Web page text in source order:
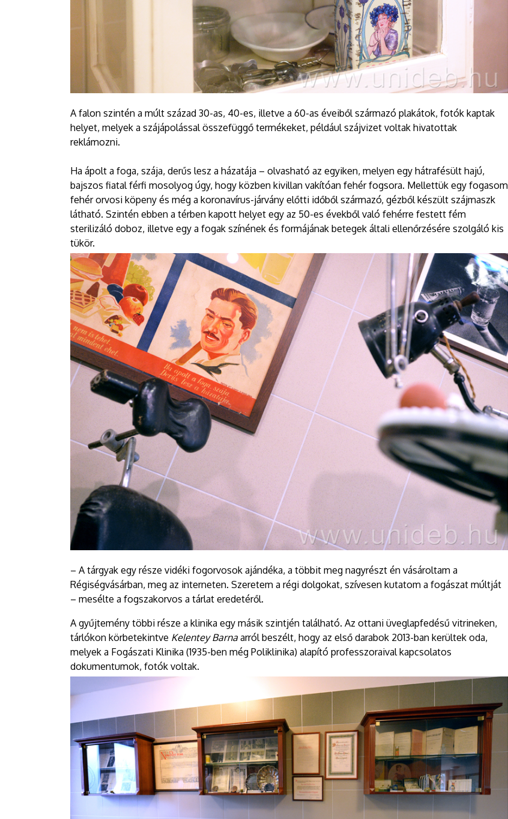
A falon szintén a múlt század 30-as, 40-es, illetve a 60-as éveiből származó plakátok, fotók kaptak
helyet, melyek a szájápolással összefüggő termékeket, például szájvizet voltak hivatottak
reklámozni.
Ha ápolt a foga, szája, derűs lesz a házatája – olvasható az egyiken, melyen egy hátrafésült hajú,
bajszos fiatal férfi mosolyog úgy, hogy közben kivillan vakítóan fehér fogsora. Mellettük egy fogasom
fehér orvosi köpeny és még a koronavírus-járvány előtti időből származó, gézből készült szájmaszk
látható. Szintén ebben a térben kapott helyet egy az 50-es évekből való fehérre festett fém
sterilizáló doboz, illetve egy a fogak színének és formájának betegek általi ellenőrzésére szolgáló kis
tükör.
– A tárgyak egy része vidéki fogorvosok ajándéka, a többit meg nagyrészt én vásároltam a
Régiségvásárban, meg az interneten. Szeretem a régi dolgokat, szívesen kutatom a fogászat múltját
– mesélte a fogszakorvos a tárlat eredetéről.
A gyűjtemény többi része a klinika egy másik szintjén található. Az ottani üveglapfedésű vitrineken,
tárlókon körbetekintve Kelentey Barna arról beszélt, hogy az első darabok 2013-ban kerültek oda,
melyek a Fogászati Klinika (1935-ben még Poliklinika) alapító professzoraival kapcsolatos
dokumentumok, fotók voltak.